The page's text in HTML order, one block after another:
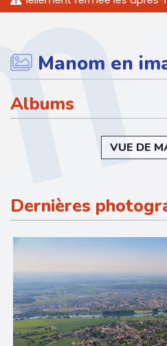
Manom en
Albums
VUE DE
Dernières